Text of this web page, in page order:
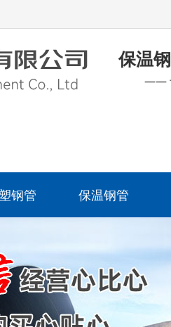
保温
——
钢管 保温钢管